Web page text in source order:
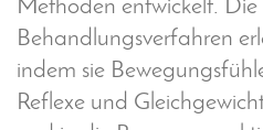
Methoden entwickelt. Die
Behandlungsverfahren
indem sie
Reflexe und